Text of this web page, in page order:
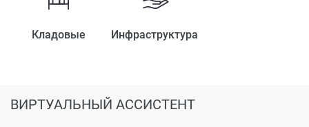
Кладовые Инфраструктура
ВИРТУАЛЬНЫЙ АССИСТЕНТ